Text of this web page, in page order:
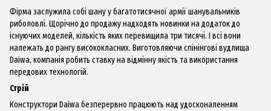
Фірма заслужила собі шану у багатотисячної армії шанувальників
риболовлі. Щорічно до продажу надходять новинки на додаток до
існуючих моделей, кількість яких перевищила три тисячі. І всі вони
належать до рангу висококласних. Виготовляючи спінінгові вудлища
Daiwa, компанія робить ставку на відмінну якість та використання
передових технологій.
Стрій
Конструктори Daiwa безперервно працюють над удосконаленням